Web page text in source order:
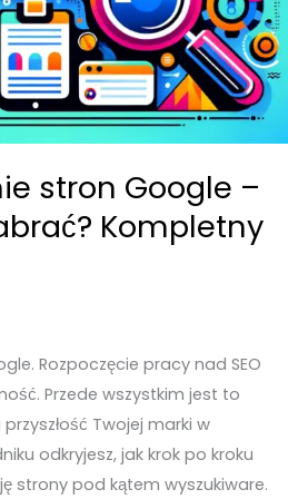
stron Google –
Kompletny
Rozpoczęcie pracy nad SEO
Przede wszystkim jest to
Twojej marki w
odkryjesz, jak krok po kroku
strony pod kątem wyszukiware.